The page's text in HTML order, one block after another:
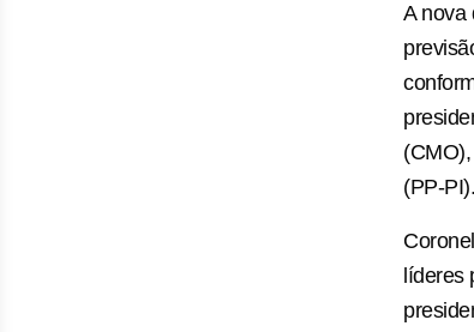
A nova
(PP-PI).
líderes